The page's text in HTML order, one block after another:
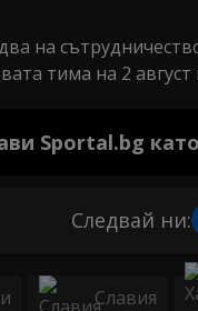
на
тима на 2
Sportal.bg
Следвай ни:
Славия